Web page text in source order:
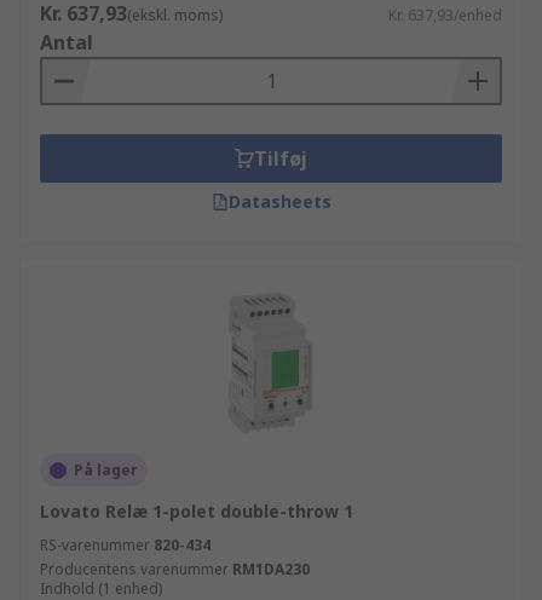
Kr. 637,93(ekskl. moms) Kr. 637,93/enhed
Antal
Tilføj
Datasheets
På lager
Lovato Relæ 1-polet double-throw 1
RS-varenummer 820-434
Producentens varenummer RM1DA230
Indhold (1 enhed)